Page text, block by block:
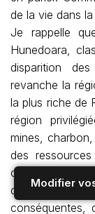
Modifier
de la vie dans
Je rappelle
Hunedoara,
disparition
revanche la
la plus riche de
région
mines,
des
c’est un
dangereux
conséquentes,